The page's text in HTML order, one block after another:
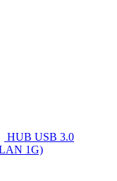
HUB USB 3.0
1G)